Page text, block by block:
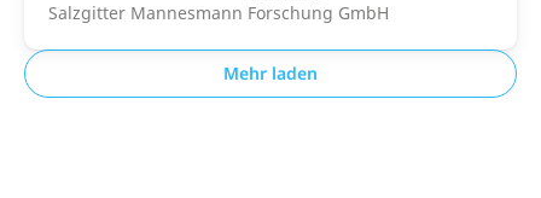
Salzgitter Mannesmann Forschung GmbH
Mehr laden